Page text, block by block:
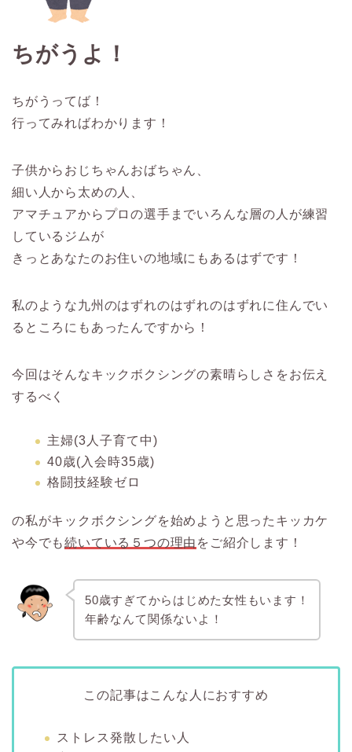
ちがうよ！
ちがうってば！
行ってみればわかります！
子供からおじちゃんおばちゃん、
細い人から太めの人、
アマチュアからプロの選手までいろんな層の人が練習
しているジムが
きっとあなたのお住いの地域にもあるはずです！
私のような九州のはずれのはずれのはずれに住んでい
るところにもあったんですから！
今回はそんなキックボクシングの素晴らしさをお伝え
するべく
主婦(3人子育て中)
40歳(入会時35歳)
格闘技経験ゼロ
の私がキックボクシングを始めようと思ったキッカケ
や今でも続いている５つの理由 をご紹介します！
50歳すぎてからはじめた女性もいます！
年齢なんて関係ないよ！
この記事はこんな人におすすめ
ストレス発散したい人